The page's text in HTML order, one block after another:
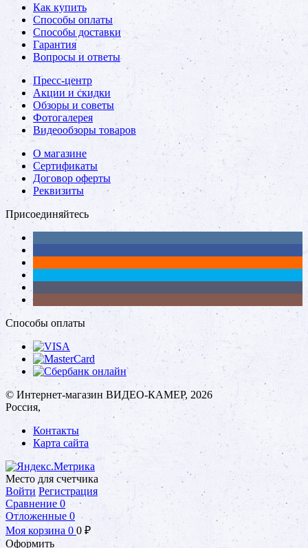
Как купить
Способы оплаты
Способы доставки
Гарантия
Вопросы и ответы
Пресс-центр
Акции и скидки
Обзоры и советы
Фотогалерея
Видеообзоры товаров
О магазине
Сертификаты
Договор оферты
Реквизиты
Присоединяйтесь
Способы оплаты
© Интернет-магазин ВИДЕО-КАМЕР, 2026
Россия,
Контакты
Карта сайта
Место для счетчика
Войти Регистрация
Сравнение 0
Отложенные 0
Моя корзина 0 0 ₽
Оформить